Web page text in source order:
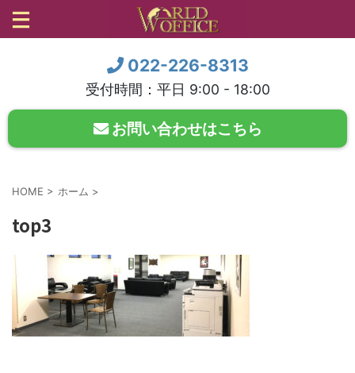
お問い合わせはこちら
022-226-8313
受付時間：平日 9:00 - 18:00
HOME > ホーム >
top3